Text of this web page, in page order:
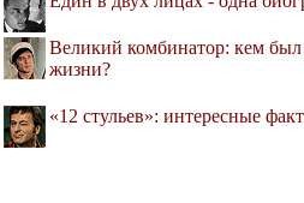
Великий комбинатор: кем
жизни?
«12 стульев»: интересные